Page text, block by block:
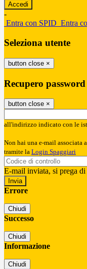
-
Entra con SPID Entra
Seleziona utente
button close ×
Recupero password
button close ×
all'indirizzo indicato con le
Non hai una e-mail associata
tramite la Login Spaggiari
E-mail inviata, si prega
Errore
Chiudi
Successo
Chiudi
Informazione
Chiudi